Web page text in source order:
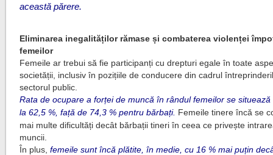
această părere.
Eliminarea inegalităților rămase și combaterea violenței
femeilor
Femeile ar trebui să fie participanți cu drepturi egale în toate
societății, inclusiv în pozițiile de conducere din cadrul
sectorul public.
Rata de ocupare a forței de muncă în rândul femeilor se
la 62,5 %, față de 74,3 % pentru bărbați. Femeile tinere încă se
mai multe dificultăți decât bărbații tineri în ceea ce privește
muncii.
În plus,femeile sunt încă plătite, în medie, cu 16 % mai puțin